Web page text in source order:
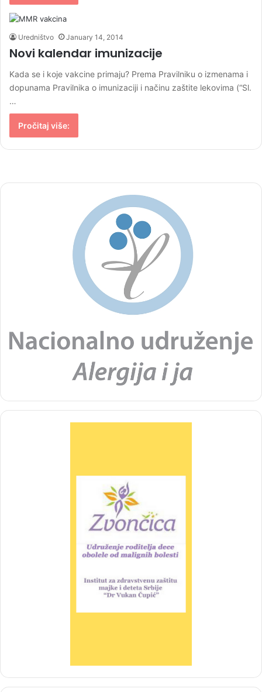
Uredništvo January 14, 2014
Novi kalendar imunizacije
Kada se i koje vakcine primaju? Prema Pravilniku o izmenama i
dopunama Pravilnika o imunizaciji i načinu zaštite lekovima (“Sl.
…
Pročitaj više: